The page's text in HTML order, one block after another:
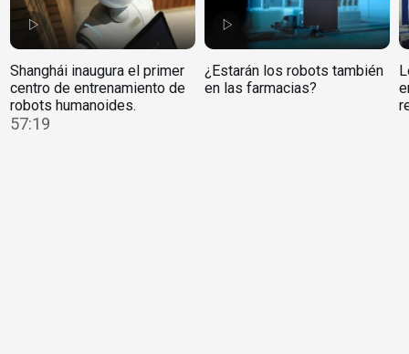
Shanghái inaugura el primer
centro de entrenamiento de
robots humanoides.
57:19
¿Estarán los robots también
en las farmacias?